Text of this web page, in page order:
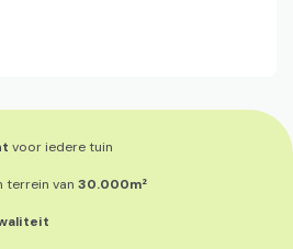
voor iedere tuin
terrein van 30.000m²